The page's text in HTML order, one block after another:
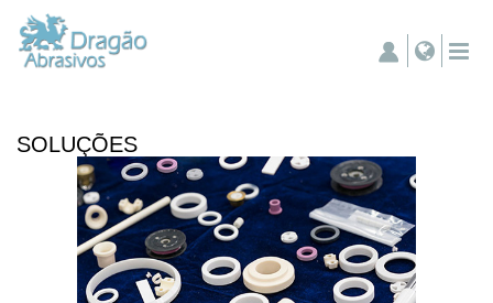
SOLUÇÕES